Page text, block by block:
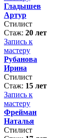
Гладышев
Артур
Стилист
Стаж: 20 лет
Запись к
мастеру
Рубанова
Ирина
Стилист
Стаж: 15 лет
Запись к
мастеру
Фрейман
Наталья
Стилист